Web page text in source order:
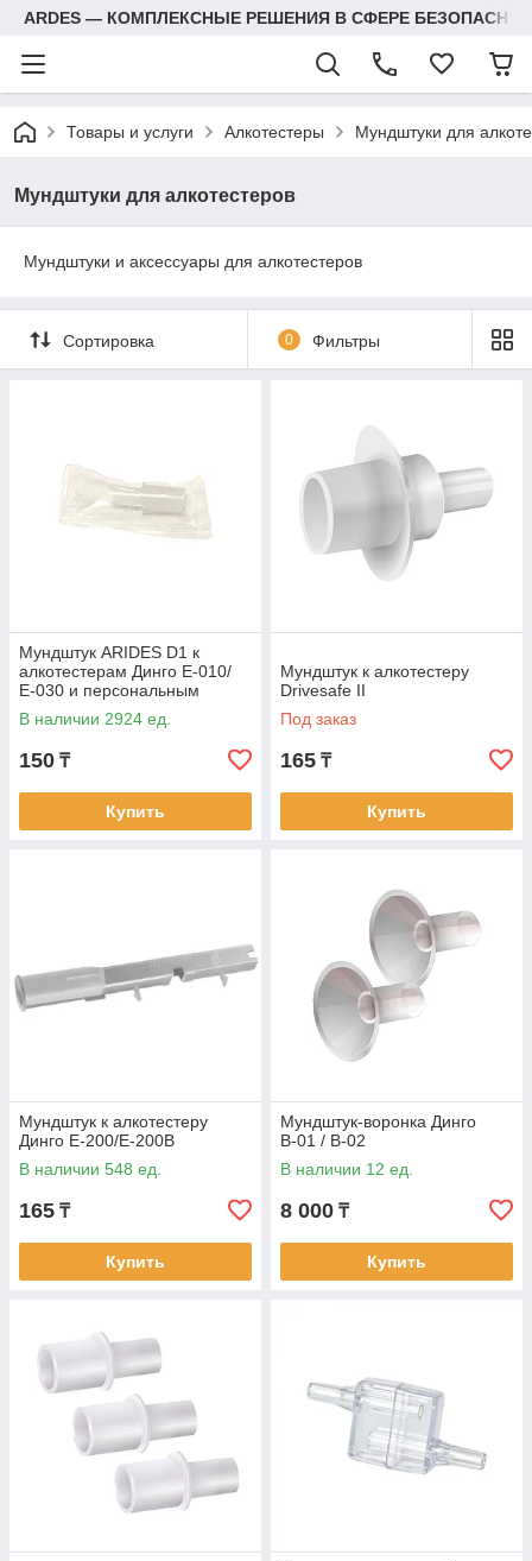
ARDES — КОМПЛЕКСНЫЕ РЕШЕНИЯ В СФЕРЕ
Товары и услуги Алкотестеры Мундштуки для
Мундштуки для алкотестеров
Мундштуки и аксессуары для алкотестеров
Сортировка 0 Фильтры
Мундштук ARIDES D1 к
алкотестерам Динго Е-010/
Е-030 и персональным
алкотестерам
В наличии 2924 ед.
150 ₸
Купить
Мундштук к алкотестеру
Drivesafe II
Под заказ
165 ₸
Купить
Мундштук к алкотестеру
Динго E-200/E-200B
В наличии 548 ед.
165 ₸
Купить
Мундштук-воронка Динго
В-01 / В-02
В наличии 12 ед.
8 000 ₸
Купить